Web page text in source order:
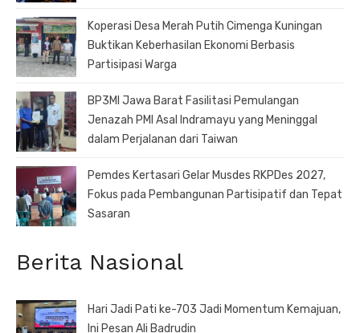
Koperasi Desa Merah Putih Cimenga Kuningan
Buktikan Keberhasilan Ekonomi Berbasis
Partisipasi Warga
BP3MI Jawa Barat Fasilitasi Pemulangan
Jenazah PMI Asal Indramayu yang Meninggal
dalam Perjalanan dari Taiwan
Pemdes Kertasari Gelar Musdes RKPDes 2027,
Fokus pada Pembangunan Partisipatif dan Tepat
Sasaran
Berita Nasional
Hari Jadi Pati ke-703 Jadi Momentum Kemajuan,
Ini Pesan Ali Badrudin